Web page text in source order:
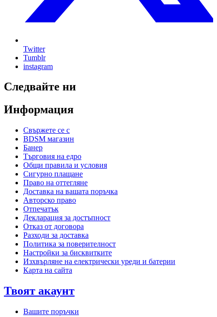
Twitter
Tumblr
instagram
Следвайте ни
Информация
Свържете се с
BDSM магазин
Банер
Търговия на едро
Общи правила и условия
Сигурно плащане
Право на оттегляне
Доставка на вашата поръчка
Авторско право
Отпечатък
Декларация за достъпност
Отказ от договора
Разходи за доставка
Политика за поверителност
Настройки за бисквитките
Изхвърляне на електрически уреди и батерии
Карта на сайта
Твоят акаунт
Вашите поръчки